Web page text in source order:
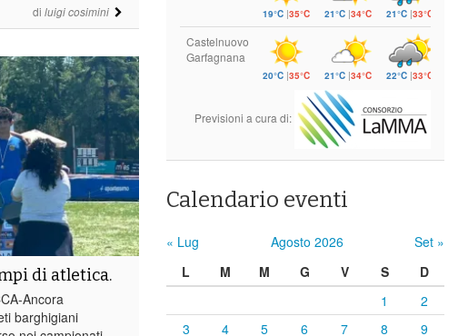
di luigi cosimini
di atletica.
Ancora
barghigiani
19°C |35°C 21°C |34°C 21°C |33°C
Castelnuovo
Garfagnana
20°C |35°C 21°C |34°C 22°C |33°C
Previsioni a cura di:
Calendario eventi
« Lug Agosto 2026
Set »
L
M M G V S
D
1
2
3
4 5 6 7 8
9